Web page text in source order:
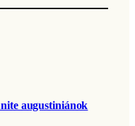
augustiniánok